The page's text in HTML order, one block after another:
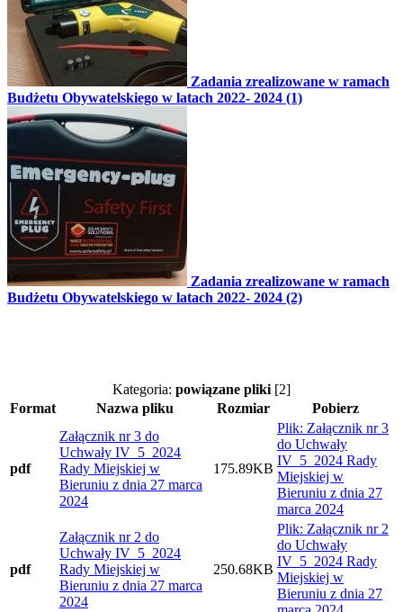
Zadania zrealizowane w ramach
Budżetu Obywatelskiego w latach 2022- 2024 (1)
Zadania zrealizowane w ramach
Budżetu Obywatelskiego w latach 2022- 2024 (2)
Kategoria: powiązane pliki [2]
Format
Nazwa pliku Rozmiar Pobierz
pdf
Załącznik nr 3 do
Uchwały IV_5_2024
Rady Miejskiej w
Bieruniu z dnia 27 marca
2024
175.89KB
Plik: Załącznik nr 3
do Uchwały
IV_5_2024 Rady
Miejskiej w
Bieruniu z dnia 27
marca 2024
pdf
Załącznik nr 2 do
Uchwały IV_5_2024
Rady Miejskiej w
Bieruniu z dnia 27 marca
2024
250.68KB
Plik: Załącznik nr 2
do Uchwały
IV_5_2024 Rady
Miejskiej w
Bieruniu z dnia 27